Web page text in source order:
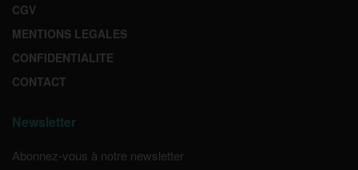
CGV
MENTIONS LEGALES
CONFIDENTIALITE
CONTACT
Newsletter
Abonnez-vous à notre newsletter